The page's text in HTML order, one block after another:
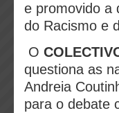
e promovido a
do Racismo e
O
questiona as
Andreia
para o debate